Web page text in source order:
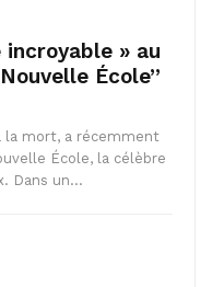
incroyable » au
École”
la mort, a récemment
École, la célèbre
Dans un…